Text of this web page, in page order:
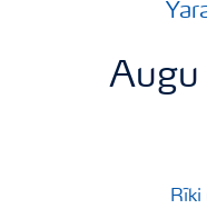
Augu
Rīki